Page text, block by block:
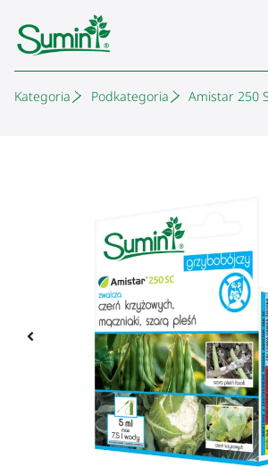
Kategoria Podkategoria Amistar 250